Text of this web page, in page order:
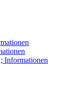
Informationen